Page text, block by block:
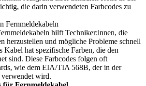
die darin verwendeten Farbcodes zu
Fernmeldekabeln
hilft Techniker:innen, die
herzustellen und mögliche Probleme schnell
Kabel hat spezifische Farben, die den
sind. Diese Farbcodes folgen oft
wie dem EIA/TIA 568B, der in der
wird.